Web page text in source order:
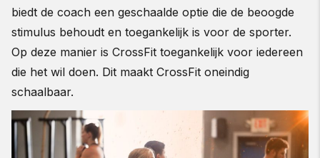
biedt de coach een geschaalde optie die de beoogde
stimulus behoudt en toegankelijk is voor de sporter.
Op deze manier is CrossFit toegankelijk voor iedereen
die het wil doen. Dit maakt CrossFit oneindig
schaalbaar.